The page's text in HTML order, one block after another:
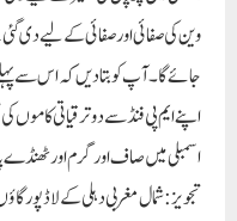
وین کی صفائی اور صفائی کے لیے دی گئی
جائے گا۔آپ کو بتا دیں کہ اس سے
اپنے ایم پی فنڈ سے دو ترقیاتی کاموں
اسمبلی میں صاف اور گرم اور
تجویز: شمال مغربی دہلی کے لاڈ پور